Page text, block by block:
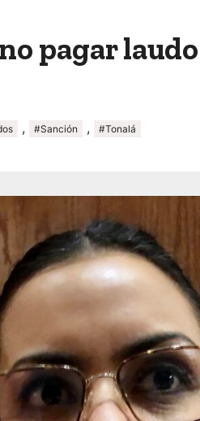
pagar laudo
, #Sanción , #Tonalá